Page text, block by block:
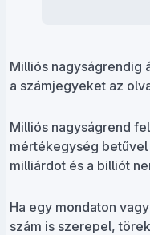
Milliós nagyságrendig
a számjegyeket az
Milliós nagyságrend
mértékegység
milliárdot és a billiót
Ha egy mondaton
szám is szerepel,